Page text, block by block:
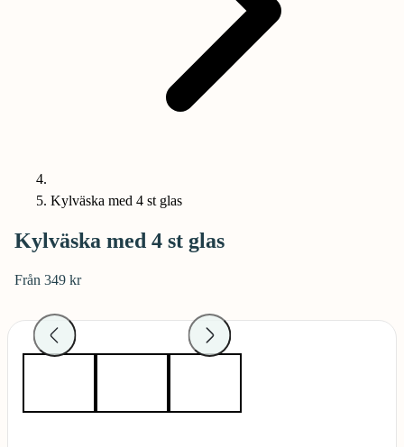
Kylväska med 4 st glas
Kylväska med 4 st glas
Från 349 kr